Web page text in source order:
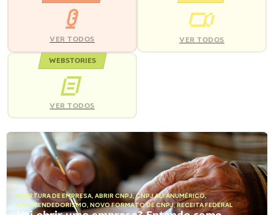
VER TODOS VER TODOS
WEBSTORIES
VER TODOS
ABERTURA DE EMPRESA, ABRIR CNPJ,CNPJ ALFANUMÉRICO,
EMPREENDEDORISMO, NOVO FORMATO DE CNPJ,RECEITA FEDERAL